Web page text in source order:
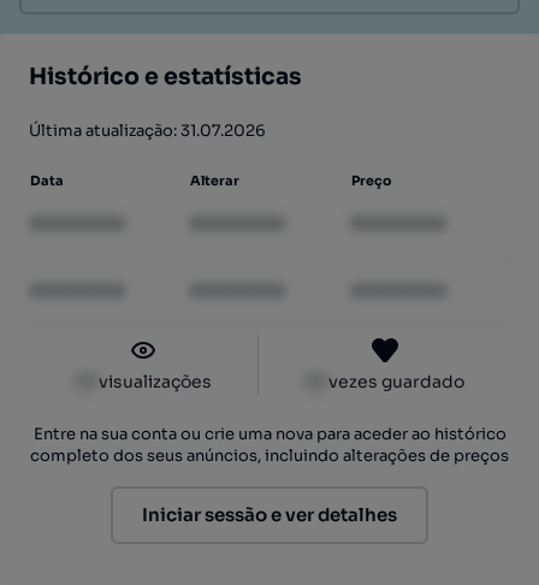
Histórico e estatísticas
Última atualização: 31.07.2026
Data Alterar Preço
visualizações vezes guardado
Entre na sua conta ou crie uma nova para aceder ao histórico
completo dos seus anúncios, incluindo alterações de preços
Iniciar sessão e ver detalhes